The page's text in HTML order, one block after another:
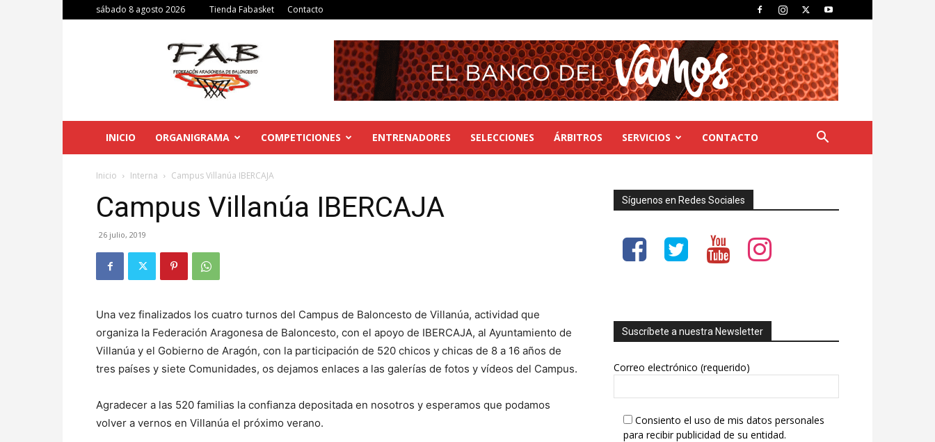
sábado 8 agosto 2026 Tienda Fabasket Contacto
Federación
Aragonesa
INICIO ORGANIGRAMA COMPETICIONES ENTRENADORES SELECCIONES ÁRBITROS SERVICIOS CONTACTO
Inicio Interna Campus Villanúa IBERCAJA
Campus Villanúa IBERCAJA
26 julio, 2019
Una vez finalizados los cuatro turnos del Campus de Baloncesto de Villanúa, actividad que
organiza la Federación Aragonesa de Baloncesto, con el apoyo de IBERCAJA, al Ayuntamiento de
Villanúa y el Gobierno de Aragón, con la participación de 520 chicos y chicas de 8 a 16 años de
tres países y siete Comunidades, os dejamos enlaces a las galerías de fotos y vídeos del Campus.
Agradecer a las 520 familias la confianza depositada en nosotros y esperamos que podamos
volver a vernos en Villanúa el próximo verano.
Síguenos en Redes Sociales
Suscríbete a nuestra Newsletter
Correo electrónico (requerido)
Consiento el uso de mis datos personales
para recibir publicidad de su entidad.